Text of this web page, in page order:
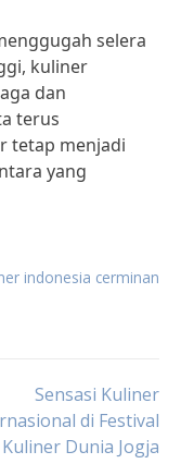
selera
kuliner
dan
terus
tetap menjadi
yang
indonesia cerminan
Sensasi Kuliner
di Festival
Kuliner Dunia Jogja